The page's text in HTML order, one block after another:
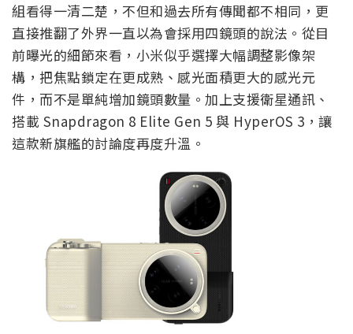
組看得一清二楚，不但和過去所有傳聞都不相同，更
直接推翻了外界一直以為會採用四鏡頭的說法。從目
前曝光的細節來看，小米似乎選擇大幅調整影像架
構，把焦點鎖定在更成熟、感光面積更大的感光元
件，而不是單純增加鏡頭數量。加上支援衛星通訊、
搭載 Snapdragon 8 Elite Gen 5 與 HyperOS 3，讓
這款新旗艦的討論度再度升溫。